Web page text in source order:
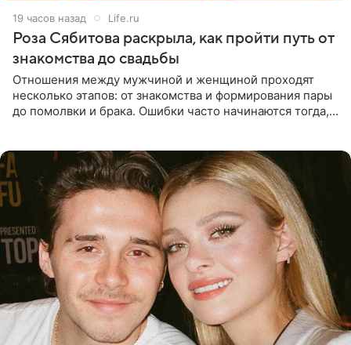
19 часов назад Life.ru
Роза Сябитова раскрыла, как пройти путь от
знакомства до свадьбы
Отношения между мужчиной и женщиной проходят
несколько этапов: от знакомства и формирования пары
до помолвки и брака. Ошибки часто начинаются тогда,